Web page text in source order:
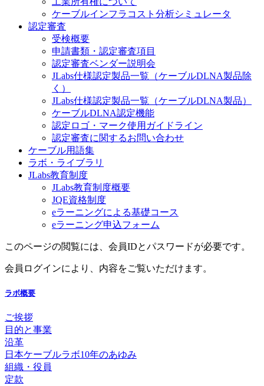
ケーブルインフラコスト分析シミュレータ
認定審査
受検概要
申請書類・認定審査項目
認定審査ベンダー説明会
JLabs仕様認定製品一覧（ケーブルDLNA製品除
く）
JLabs仕様認定製品一覧（ケーブルDLNA製品）
ケーブルDLNA認定機能
認定ロゴ・マーク使用ガイドライン
認定審査に関するお問い合わせ
ケーブル用語集
ラボ・ライブラリ
JLabs教育制度
JLabs教育制度概要
JQE資格制度
eラーニングによる基礎コース
eラーニング申込フォーム
このページの閲覧には、会員IDとパスワードが必要です。
会員ログインにより、内容をご覧いただけます。
ラボ概要
ご挨拶
目的と事業
沿革
日本ケーブルラボ10年のあゆみ
組織・役員
定款